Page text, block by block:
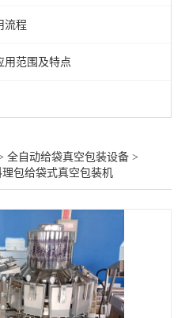
流程
用范围及特点
全自动给袋真空包装设备 >
包给袋式真空包装机